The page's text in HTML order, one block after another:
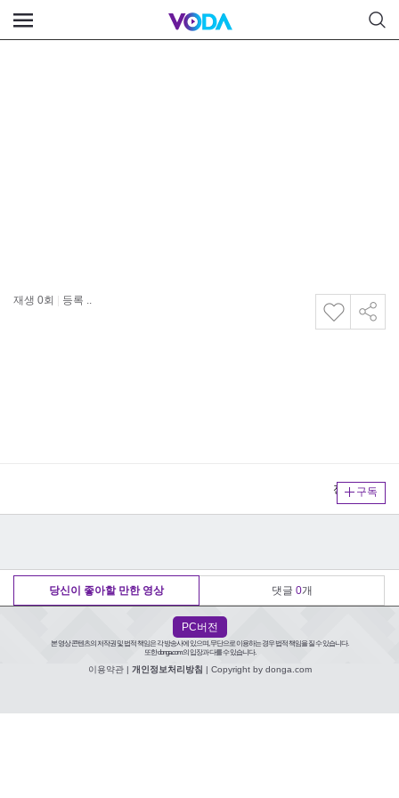
재생 0회 등록 ..
구독
전체보기
당신이 좋아할 만한 영상 댓글 0개
PC버전
본 영상 콘텐츠의 저작권 및 법적 책임은 각 방송사에 있으며, 무단으로 이용하는 경우 법적 책임을 질 수 있습니다.
또한 donga.com의 입장과 다를 수 있습니다.
이용약관| 개인정보처리방침 | Copyright by donga.com